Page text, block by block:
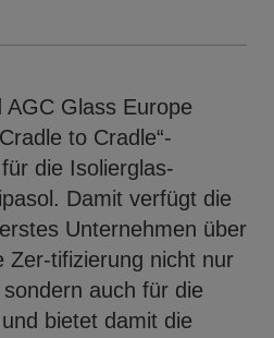
Glass Europe
to Cradle“-
die Isolierglas-
Damit verfügt die
Unternehmen über
Zer-tifizierung nicht nur
auch für die
bietet damit die